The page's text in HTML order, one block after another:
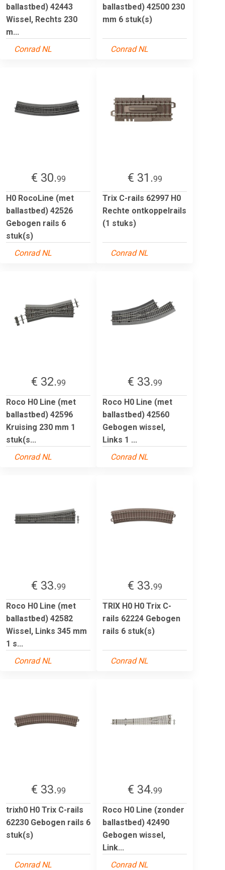
ballastbed) 42443
Wissel, Rechts 230
m...
Conrad NL
ballastbed) 42500 230
mm 6 stuk(s)
Conrad NL
€ 30.99
H0 RocoLine (met
ballastbed) 42526
Gebogen rails 6
stuk(s)
Conrad NL
€ 31.99
Trix C-rails 62997 H0
Rechte ontkoppelrails
(1 stuks)
Conrad NL
€ 32.99
Roco H0 Line (met
ballastbed) 42596
Kruising 230 mm 1
stuk(s...
Conrad NL
€ 33.99
Roco H0 Line (met
ballastbed) 42560
Gebogen wissel,
Links 1 ...
Conrad NL
€ 33.99
Roco H0 Line (met
ballastbed) 42582
Wissel, Links 345 mm
1 s...
Conrad NL
€ 33.99
TRIX H0 H0 Trix C-
rails 62224 Gebogen
rails 6 stuk(s)
Conrad NL
€ 33.99
trixh0 H0 Trix C-rails
62230 Gebogen rails 6
stuk(s)
Conrad NL
€ 34.99
Roco H0 Line (zonder
ballastbed) 42490
Gebogen wissel,
Link...
Conrad NL